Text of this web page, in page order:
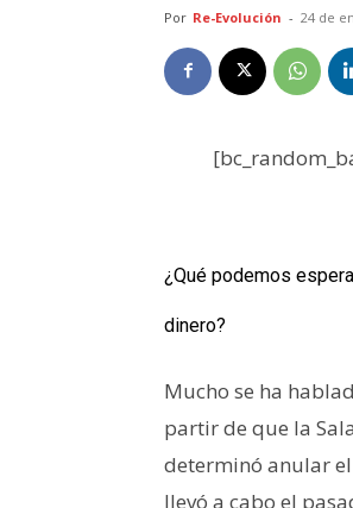
Por Re-Evolución - 24 de
¿Qué podemos
dinero?
Mucho se ha
partir de que la
determinó anular
llevó a cabo el